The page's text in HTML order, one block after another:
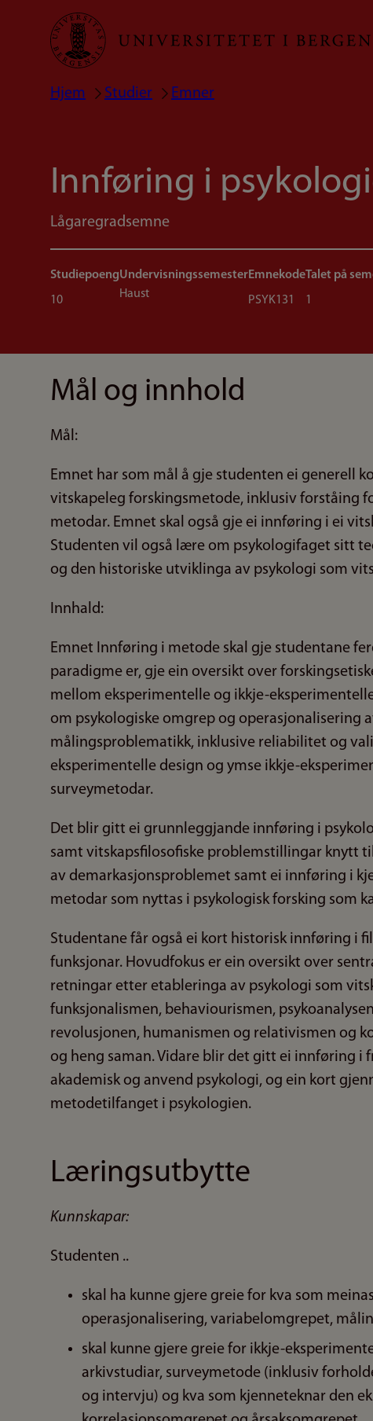
Hopp
hovedinnhold
Navigasjonssti
Hjem Studier Emner
Innføring i
Lågaregradsemne
Studiepoeng
10
Undervisningssemester
Haust
Emnekode
PSYK131
Talet på
1
Mål og innhold
Mål:
Emnet har som mål å gje studenten ei generell
vitskapeleg forskingsmetode, inklusiv forståing
metodar. Emnet skal også gje ei innføring i ei
Studenten vil også lære om psykologifaget sitt
og den historiske utviklinga av psykologi som
Innhald:
Emnet Innføring i metode skal gje studentane
paradigme er, gje ein oversikt over
mellom eksperimentelle og ikkje-
om psykologiske omgrep og operasjonalisering
målingsproblematikk, inklusive reliabilitet og
eksperimentelle design og ymse ikkje-
surveymetodar.
Det blir gitt ei grunnleggjande innføring i
samt vitskapsfilosofiske problemstillingar knytt
av demarkasjonsproblemet samt ei innføring i
metodar som nyttas i psykologisk forsking som
Studentane får også ei kort historisk innføring i
funksjonar. Hovudfokus er ein oversikt over
retningar etter etableringa av psykologi som
funksjonalismen, behaviourismen,
revolusjonen, humanismen og relativismen og
og heng saman. Vidare blir det gitt ei innføring
akademisk og anvend psykologi, og ein kort
metodetilfanget i psykologien.
Læringsutbytte
Kunnskapar:
Studenten ..
skal ha kunne gjere greie for kva som
operasjonalisering, variabelomgrepet,
skal kunne gjere greie for ikkje-
arkivstudiar, surveymetode (inklusiv
og intervju) og kva som kjenneteknar den